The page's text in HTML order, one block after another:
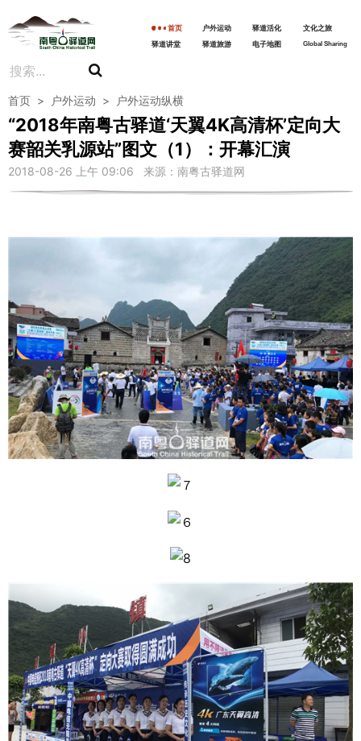
首页 户外运动 驿道活化
文化之旅
驿道讲堂
驿道旅游 电子地图 Global Sharing
首页 > 户外运动 > 户外运动纵横
“2018年南粤古驿道‘天翼4K高清杯’定向大
赛韶关乳源站”图文（1）：开幕汇演
2018-08-26 上午 09:06 来源：南粤古驿道网